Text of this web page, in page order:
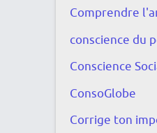
Comprendre
conscience du
Conscience
ConsoGlobe
Corrige ton